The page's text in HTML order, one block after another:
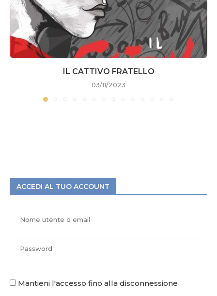
IL CATTIVO FRATELLO
03/11/2023
ACCEDI AL TUO ACCOUNT
Mantieni l'accesso fino alla disconnessione